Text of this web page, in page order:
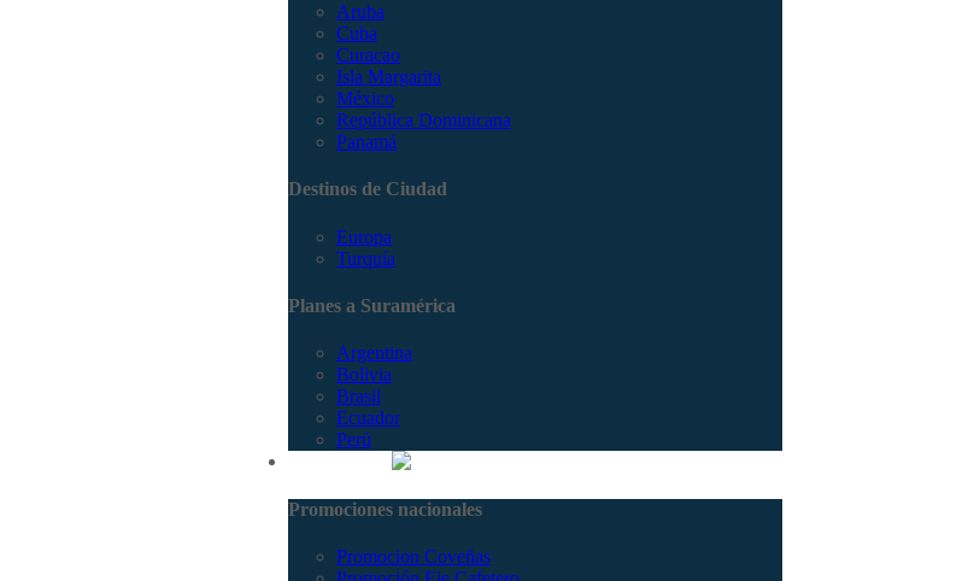
Aruba
Cuba
Curacao
Isla Margarita
México
República Dominicana
Panamá
Destinos de Ciudad
Europa
Turquía
Planes a Suramérica
Argentina
Bolivia
Brasil
Ecuador
Perú
Promociones nacionales
Promocion Coveñas